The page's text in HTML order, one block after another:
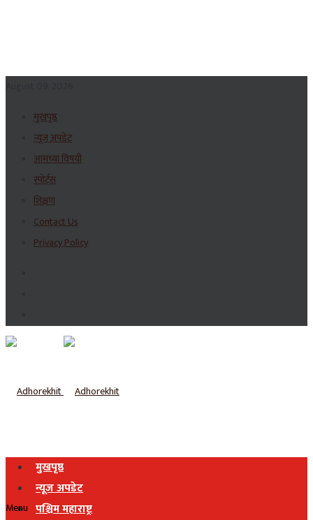
मुखपृष्ठ
न्यूज अपडेट
आमच्या विषयी
स्पोर्ट्स
शिक्षण
Contact Us
Privacy Policy
मुखपृष्ठ
न्यूज अपडेट
पश्चिम महाराष्ट्र
Menu